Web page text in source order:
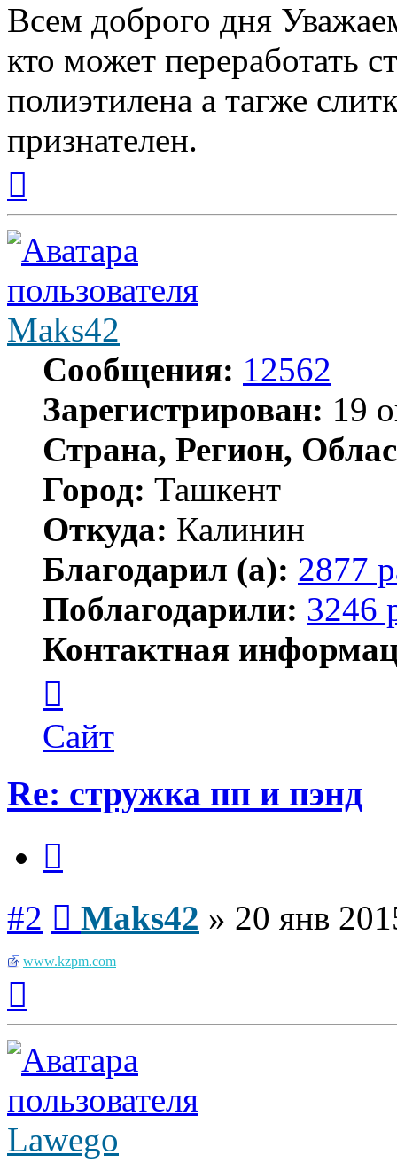
Всем доброго дня
кто может переработать
полиэтилена а тагже
признателен.
началу
Maks42
Сообщения: 12562
Зарегистрирован: 19
Страна, Регион,
Город: Ташкент
Откуда: Калинин
Благодарил (а): 2877
Поблагодарили: 3246
Контактная
пользователя
Maks42
Сайт
Re: стружка пп и пэнд
#2 Maks42 » 20 янв
www.kzpm.com
началу
Lawego